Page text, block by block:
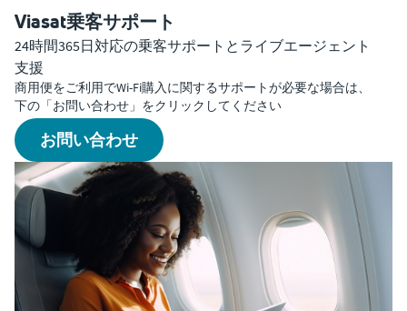
Viasat乗客サポート
24時間365日対応の乗客サポートとライブエージェント
支援
商用便をご利用でWi-Fi購入に関するサポートが必要な場合は、
下の「お問い合わせ」をクリックしてください
お問い合わせ